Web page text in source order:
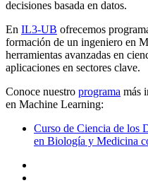
decisiones basada en datos.
En IL3-UB ofrecemos
formación de un ingeniero en
herramientas avanzadas en
aplicaciones en sectores clave.
Conoce nuestro programa más
en Machine Learning:
Curso de Ciencia de los
en Biología y Medicina